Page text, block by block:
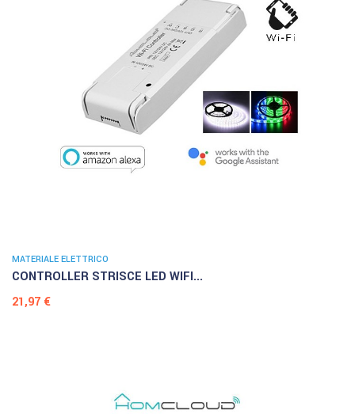
MATERIALE ELETTRICO
CONTROLLER STRISCE LED WIFI...
Prezzo
21,97 €